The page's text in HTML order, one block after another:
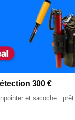
300 €
et sacoche :